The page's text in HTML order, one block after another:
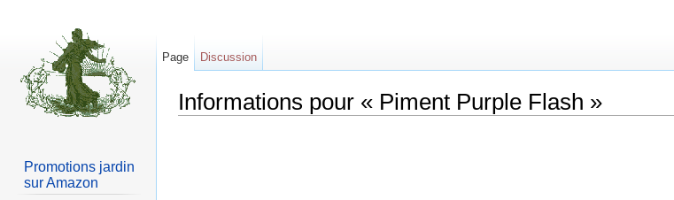
Informations pour « Piment Purple Flash »
Page Discussion
Promotions jardin
sur Amazon